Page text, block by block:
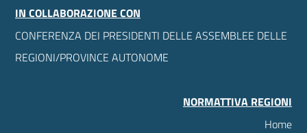
IN COLLABORAZIONE CON
CONFERENZA DEI PRESIDENTI DELLE ASSEMBLEE DELLE
REGIONI/PROVINCE AUTONOME
NORMATTIVA REGIONI
Home